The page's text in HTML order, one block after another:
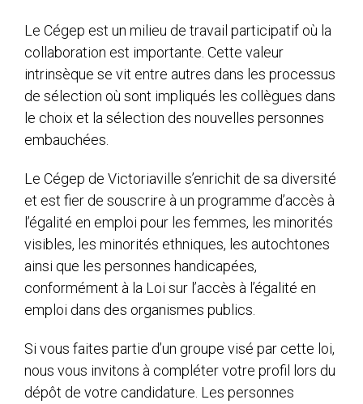
Le Cégep est un milieu de travail participatif où la
collaboration est importante. Cette valeur
intrinsèque se vit entre autres dans les processus
de sélection où sont impliqués les collègues dans
le choix et la sélection des nouvelles personnes
embauchées.
Le Cégep de Victoriaville s’enrichit de sa diversité
et est fier de souscrire à un programme d’accès à
l’égalité en emploi pour les femmes, les minorités
visibles, les minorités ethniques, les autochtones
ainsi que les personnes handicapées,
conformément à la Loi sur l’accès à l’égalité en
emploi dans des organismes publics.
Si vous faites partie d’un groupe visé par cette loi,
nous vous invitons à compléter votre profil lors du
dépôt de votre candidature. Les personnes